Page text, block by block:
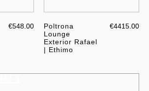
€548.00
Poltrona
Lounge
Exterior Rafael
| Ethimo
€4415.00